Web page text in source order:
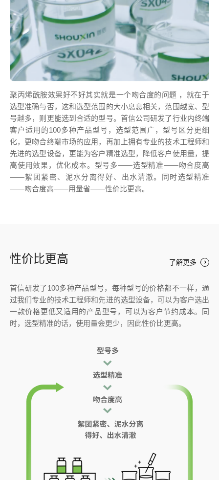
聚丙烯酰胺效果好不好其实就是一个吻合度的问题 ，就在于
选型准确与否，这和选型范围的大小息息相关，范围越宽、型
号越多，则更能选到合适的型号。首信公司研发了行业内终端
客户适用的100多种产品型号，选型范围广，型号区分更细
化，更吻合终端市场的应用，再加上拥有专业的技术工程师和
先进的选型设备，更能为客户精准选型，降低客户使用量，提
高使用效果，优化成本。型号多——选型精准——吻合度高
——絮团紧密、泥水分离得好、出水清澈。同时选型精准
——吻合度高——用量省——性价比更高。
性价比更高 了解更多
首信研发了100多种产品型号，每种型号的价格都不一样，通
过我们专业的技术工程师和先进的选型设备，可以为客户选出
一款价格更低又适用的产品型号，可以为客户节约成本。同
时，选型精准的话，使用量会更少，因此性价比更高。